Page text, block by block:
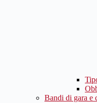
Bandi di gara e